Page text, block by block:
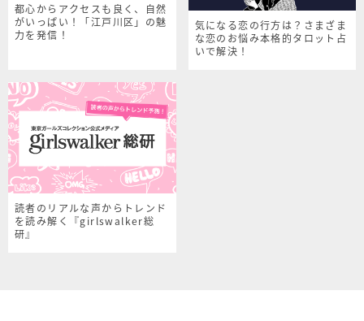
都心からアクセスも良く、自然
がいっぱい！「江戸川区」の魅
力を発信！
気になる恋の行方は？さまざま
な恋のお悩み本格的タロット占
いで解決！
読者のリアルな声からトレンド
を読み解く『girlswalker総
研』